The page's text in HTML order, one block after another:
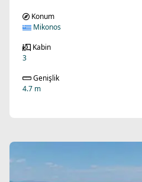
Konum
Mikonos
Kabin
3
Genişlik
4.7 m